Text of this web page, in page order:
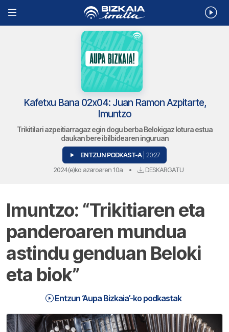
Kafetxu Bana 02x04: Juan Ramon Azpitarte,
Imuntzo
Trikitilari azpeitiarragaz egin dogu berba Belokigaz lotura estua
daukan bere ibilbidearen inguruan
ENTZUN PODKAST-A | 20:27
2024(e)ko azaroaren 10a • DESKARGATU
Imuntzo: “Trikitiaren eta
panderoaren mundua
astindu genduan Beloki
eta biok”
Entzun ‘Aupa Bizkaia’-ko podkastak